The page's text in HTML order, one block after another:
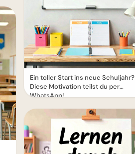
Ein toller Start ins neue Schuljahr?
Diese Motivation teilst du per
WhatsApp!